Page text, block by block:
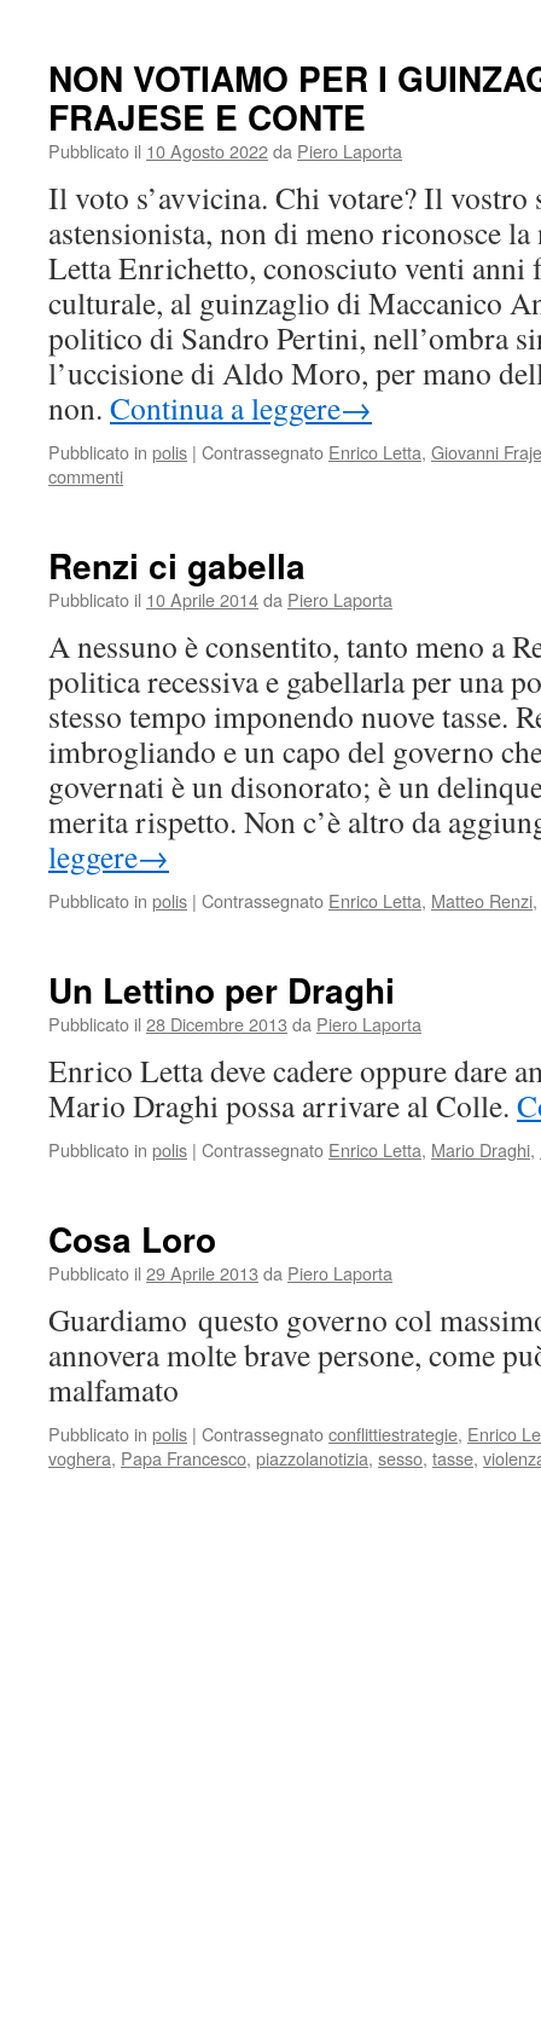
NON VOTIAMO PER I
FRAJESE E CONTE
Pubblicato il 10 Agosto 2022da Piero Laporta
Il voto s’avvicina. Chi votare? Il vostro
astensionista, non di meno riconosce la
Letta Enrichetto, conosciuto venti anni
culturale, al guinzaglio di Maccanico
politico di Sandro Pertini, nell’ombra
l’uccisione di Aldo Moro, per mano
non. Continua a leggere→
Pubblicato in polis | Contrassegnato Enrico Letta, Giovanni
commenti
Renzi ci gabella
Pubblicato il 10 Aprile 2014da Piero Laporta
A nessuno è consentito, tanto meno a
politica recessiva e gabellarla per una
stesso tempo imponendo nuove tasse.
imbrogliando e un capo del governo
governati è un disonorato; è un
merita rispetto. Non c’è altro da
leggere→
Pubblicato in polis | Contrassegnato Enrico Letta, Matteo Renzi,
Un Lettino per Draghi
Pubblicato il 28 Dicembre 2013 da Piero Laporta
Enrico Letta deve cadere oppure dare
Mario Draghi possa arrivare al Colle.
Pubblicato in polis | Contrassegnato Enrico Letta, Mario Draghi,
Cosa Loro
Pubblicato il 29 Aprile 2013 da Piero Laporta
Guardiamo questo governo col
annovera molte brave persone, come
malfamato
Pubblicato in polis | Contrassegnatoconflittiestrategie, Enrico
voghera, Papa Francesco, piazzolanotizia, sesso, tasse,